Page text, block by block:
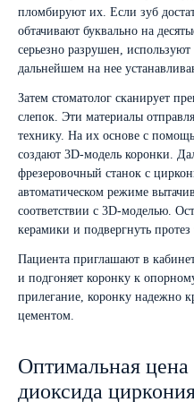
пломбируют их. Если зуб
обтачивают буквально на
серьезно разрушен,
дальнейшем на нее
Затем стоматолог сканирует
слепок. Эти материалы
технику. На их основе с
создают 3D-модель коронки.
фрезеровочный станок с
автоматическом режиме
соответствии с 3D-моделью.
керамики и подвергнуть протез
Пациента приглашают в
и подгоняет коронку к
прилегание, коронку надежно
цементом.
Оптимальная цена
диоксида